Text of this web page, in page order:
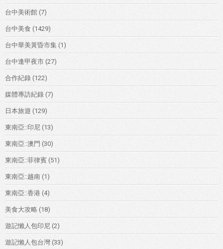
台中美術館 (7)
台中美食 (1429)
台中華美黃昏市集 (1)
台中逢甲夜市 (27)
合作紀錄 (122)
媒體專訪紀錄 (7)
日本旅遊 (129)
東南亞::印尼 (13)
東南亞::澳門 (30)
東南亞::菲律賓 (51)
東南亞::越南 (1)
東南亞::香港 (4)
美食大攻略 (18)
遊記懶人包印尼 (2)
遊記懶人包台灣 (33)